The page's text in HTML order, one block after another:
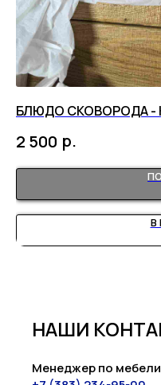
БЛЮДО СКОВОРОДА -
2 500 р.
В
НАШИ
Менеджер по мебели